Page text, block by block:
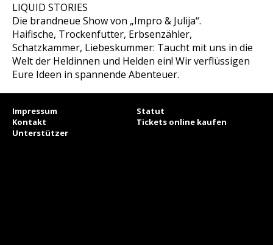
LIQUID STORIES
Die brandneue Show von „Impro & Julija“.
Haifische, Trockenfutter, Erbsenzähler,
Schatzkammer, Liebeskummer: Taucht mit uns in die
Welt der Heldinnen und Helden ein! Wir verflüssigen
Eure Ideen in spannende Abenteuer.
Impressum
Statut
Kontakt
Tickets online kaufen
Unterstützer